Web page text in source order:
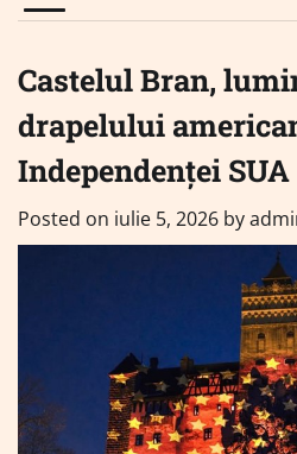
Castelul Bran,
drapelului
Independenței SUA
Posted on iulie 5, 2026 by